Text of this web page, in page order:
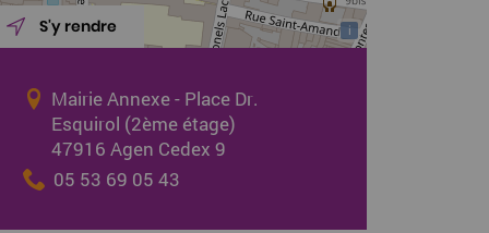
i
S'y rendre
Mairie Annexe - Place Dr.
Esquirol (2ème étage)
47916 Agen Cedex 9
05 53 69 05 43